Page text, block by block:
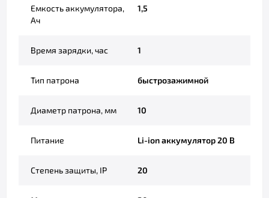
Емкость аккумулятора,
Ач
1,5
Время зарядки, час 1
Тип патрона быстрозажимной
Диаметр патрона, мм 10
Питание Li-ion аккумулятор 20 В
Степень защиты, IP 20